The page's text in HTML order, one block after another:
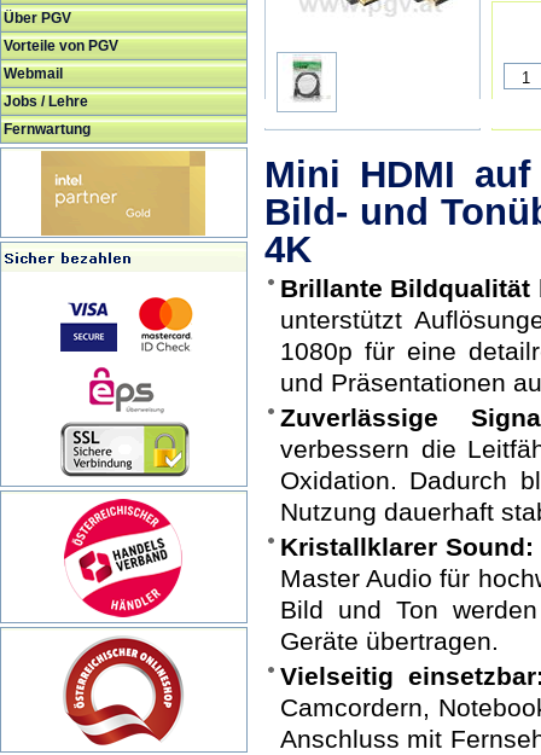
Über PGV
Vorteile von PGV
Webmail
Jobs / Lehre
Fernwartung
Mini HDMI
Bild- und
4K
Brillante Bildqualität
unterstützt
1080p für eine
und Präsentationen
Zuverlässige
verbessern die
Oxidation. Dadurch
Nutzung dauerhaft
Kristallklarer Sound:
Master Audio für
Bild und Ton
Geräte übertragen.
Vielseitig
Camcordern,
Anschluss mit